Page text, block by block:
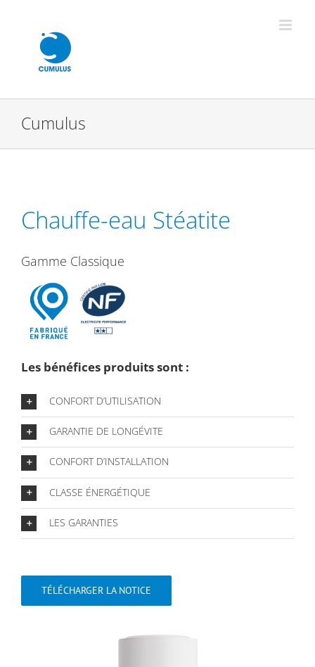
Cumulus
Chauffe-eau Stéatite
Gamme Classique
Les bénéfices produits sont :
CONFORT D’UTILISATION
GARANTIE DE LONGÉVITE
CONFORT D’INSTALLATION
CLASSE ÉNERGÉTIQUE
LES GARANTIES
TÉLÉCHARGER LA NOTICE